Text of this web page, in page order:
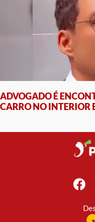
ADVOGADO É
CARRO NO INTERIOR